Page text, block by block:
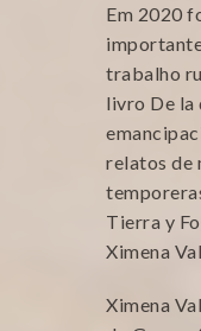
Em 2020
trabalho
livro De la
relatos de
Tierra y
Ximena
Ximena